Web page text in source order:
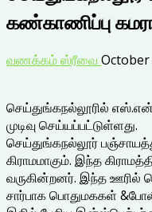
கண்காணிப்பு கமரா
வணக்கம் ஸ்ரீவை October
செய்துங்கநல்லூரில்
முடிவு செய்யப்பட்டுள்ளது.
செய்துங்கநல்லூர்
கிராமமாகும். இந்த
வருகின்றனர். இந்த ஊரில்
சார்பாக பொதுமககள்